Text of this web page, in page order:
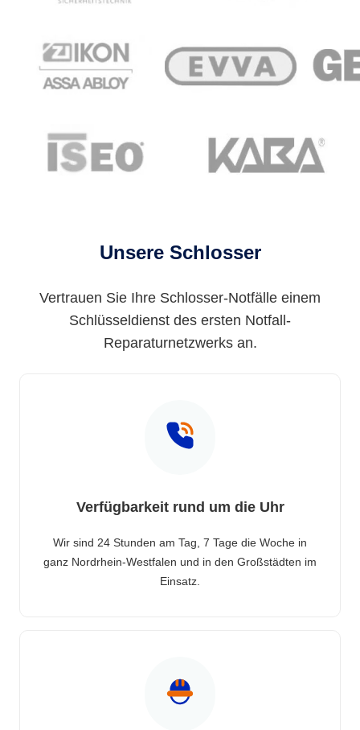
Unsere Schlosser
Vertrauen Sie Ihre Schlosser-Notfälle einem
Schlüsseldienst des ersten Notfall-
Reparaturnetzwerks an.
Verfügbarkeit rund um die Uhr
Wir sind 24 Stunden am Tag, 7 Tage die Woche in
ganz Nordrhein-Westfalen und in den Großstädten im
Einsatz.